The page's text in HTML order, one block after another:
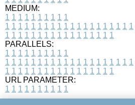
MEDIUM:
1 1 1 1 1 1 1 1 1 1
1 1 1 1 1 1 1 1 1 1 1 1 1 1 1 1 1 1 1 1
1 1 1 1 1 1 1 1 1 1 1 1 1 1 1 1 1
PARALLELS:
1 1 1 1 1 1 1 1 1 1
1 1 1 1 1 1 1 1 1 1 1 1 1 1 1 1 1 1 1 1
1 1 1 1 1 1 1 1 1 1 1 1 1 1 1 1 1
URL PARAMETER:
1 1 1 1 1 1 1 1 1 1